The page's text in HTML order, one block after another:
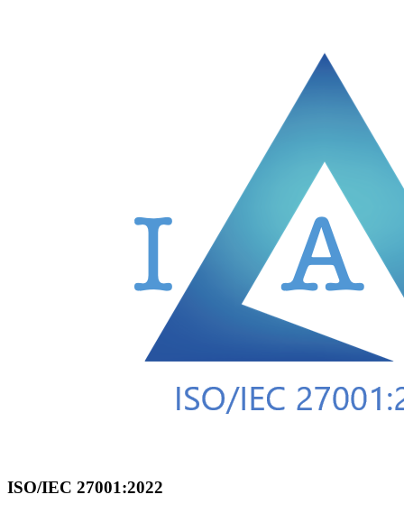
ISO/IEC 27001:2022